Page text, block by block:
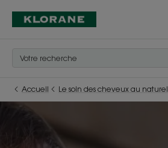
Accueil Le soin des cheveux au naturel